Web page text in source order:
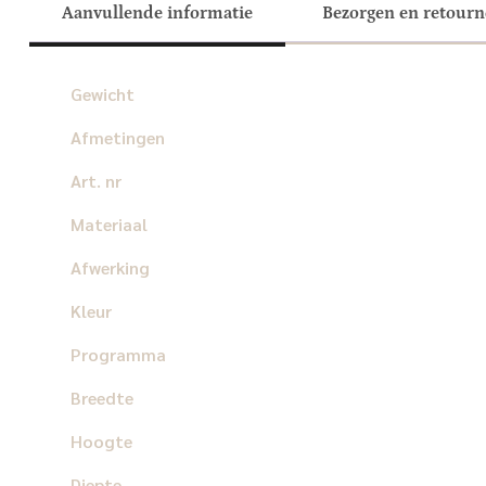
Aanvullende informatie Bezorgen en
Gewicht
Afmetingen
Art. nr
Materiaal
Afwerking
Kleur
Programma
Breedte
Hoogte